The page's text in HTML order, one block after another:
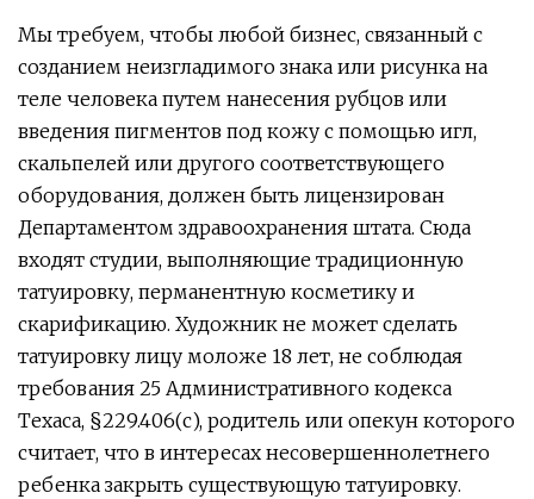
Мы требуем, чтобы любой бизнес, связанный с
созданием неизгладимого знака или рисунка на
теле человека путем нанесения рубцов или
введения пигментов под кожу с помощью игл,
скальпелей или другого соответствующего
оборудования, должен быть лицензирован
Департаментом здравоохранения штата. Сюда
входят студии, выполняющие традиционную
татуировку, перманентную косметику и
скарификацию. Художник не может сделать
татуировку лицу моложе 18 лет, не соблюдая
требования 25 Административного кодекса
Техаса, §229.406(c), родитель или опекун которого
считает, что в интересах несовершеннолетнего
ребенка закрыть существующую татуировку.